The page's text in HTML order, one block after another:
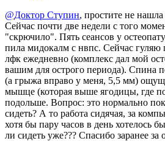
@Доктор Ступин, простите не
Сейчас почти две недели с того
"скрючило". Пять сеансов у
пила мидокалм с нвпс. Сейчас гуляю
лфк ежедневно (комплекс дал мой
вашим для острого периода). Спина
(а грыжа вправо у меня, 5,5 мм)
мышце (которая выше ягодицы, где
подольше. Вопрос: это нормально
сидеть? А то работа сидячая, за
хотя бы пару часов в день хотелось
ли сидеть уже??? Спасибо заранее за